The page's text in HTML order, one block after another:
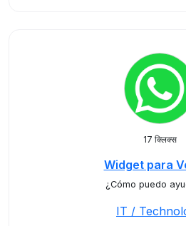
17 क्लिक्स
Widget para
¿Cómo puedo
IT /